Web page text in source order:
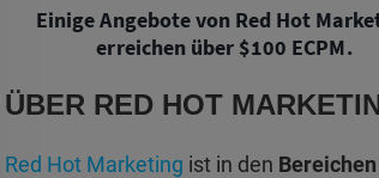
Einige Angebote von Red Hot
erreichen über $100 ECPM.
ÜBER RED HOT
Red Hot Marketing ist in den